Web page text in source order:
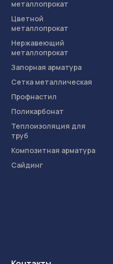
металлопрокат
Цветной
металлопрокат
Нержавеющий
металлопрокат
Запорная арматура
Сетка металлическая
Профнастил
Поликарбонат
Теплоизоляция для
труб
Композитная арматура
Сайдинг